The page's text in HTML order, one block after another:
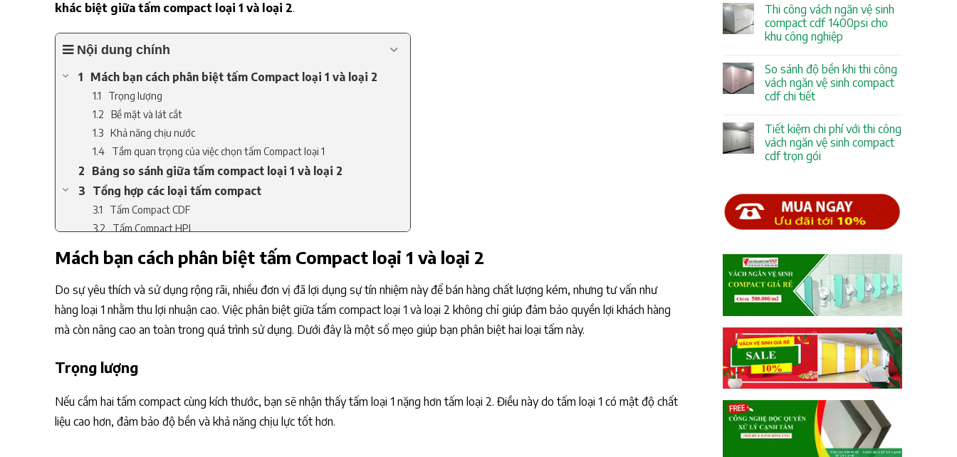
khác biệt giữa tấm compact loại 1 và loại 2.
Nội dung chính
Mách bạn cách phân biệt tấm Compact loại 1 và loại 2
Trọng lượng
Bề mặt và lát cắt
Khả năng chịu nước
Tầm quan trọng của việc chọn tấm Compact loại 1
Bảng so sánh giữa tấm compact loại 1 và loại 2
Tổng hợp các loại tấm compact
Tấm Compact CDF
Tấm Compact HPL
Tấm Compact Phenolic
Mách bạn cách phân biệt tấm Compact loại 1 và loại 2
Do sự yêu thích và sử dụng rộng rãi, nhiều đơn vị đã lợi dụng sự tín nhiệm này để bán hàng chất lượng kém, nhưng tư vấn như
hàng loại 1 nhằm thu lợi nhuận cao. Việc phân biệt giữa tấm compact loại 1 và loại 2 không chỉ giúp đảm bảo quyền lợi khách hàng
mà còn nâng cao an toàn trong quá trình sử dụng. Dưới đây là một số mẹo giúp bạn phân biệt hai loại tấm này.
Trọng lượng
Nếu cầm hai tấm compact cùng kích thước, bạn sẽ nhận thấy tấm loại 1 nặng hơn tấm loại 2. Điều này do tấm loại 1 có mật độ chất
liệu cao hơn, đảm bảo độ bền và khả năng chịu lực tốt hơn.
Thi công vách ngăn vệ sinh
compact cdf 1400psi cho
khu công nghiệp
So sánh độ bền khi thi công
vách ngăn vệ sinh compact
cdf chi tiết
Tiết kiệm chi phí với thi công
vách ngăn vệ sinh compact
cdf trọn gói